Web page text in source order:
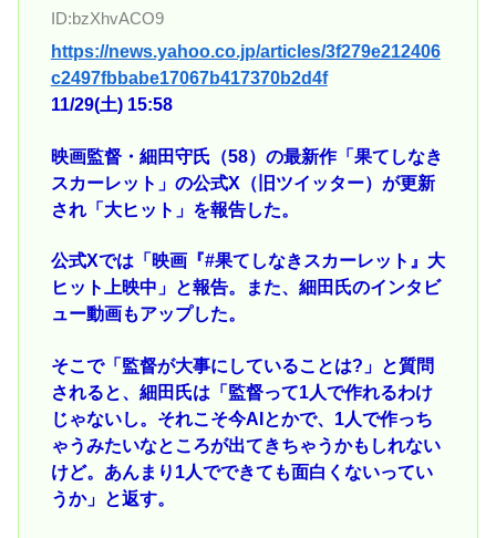
ID:bzXhvACO9
https://news.yahoo.co.jp/articles/3f279e212406
c2497fbbabe17067b417370b2d4f
11/29(土) 15:58
映画監督・細田守氏（58）の最新作「果てしなき
スカーレット」の公式X（旧ツイッター）が更新
され「大ヒット」を報告した。
公式Xでは「映画『#果てしなきスカーレット』大
ヒット上映中」と報告。また、細田氏のインタビ
ュー動画もアップした。
そこで「監督が大事にしていることは?」と質問
されると、細田氏は「監督って1人で作れるわけ
じゃないし。それこそ今AIとかで、1人で作っち
ゃうみたいなところが出てきちゃうかもしれない
けど。あんまり1人でできても面白くないってい
うか」と返す。